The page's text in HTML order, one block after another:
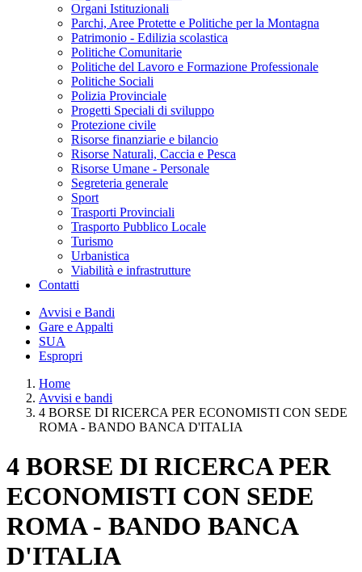
Organi Istituzionali
Parchi, Aree Protette e Politiche per la Montagna
Patrimonio - Edilizia scolastica
Politiche Comunitarie
Politiche del Lavoro e Formazione Professionale
Politiche Sociali
Polizia Provinciale
Progetti Speciali di sviluppo
Protezione civile
Risorse finanziarie e bilancio
Risorse Naturali, Caccia e Pesca
Risorse Umane - Personale
Segreteria generale
Sport
Trasporti Provinciali
Trasporto Pubblico Locale
Turismo
Urbanistica
Viabilità e infrastrutture
Contatti
Avvisi e Bandi
Gare e Appalti
SUA
Espropri
Home
Avvisi e bandi
4 BORSE DI RICERCA PER ECONOMISTI CON SEDE
ROMA - BANDO BANCA D'ITALIA
4 BORSE DI RICERCA PER
ECONOMISTI CON SEDE
ROMA - BANDO BANCA
D'ITALIA